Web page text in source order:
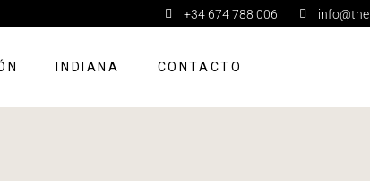
+34 674 788 006
INDIANA CONTACTO